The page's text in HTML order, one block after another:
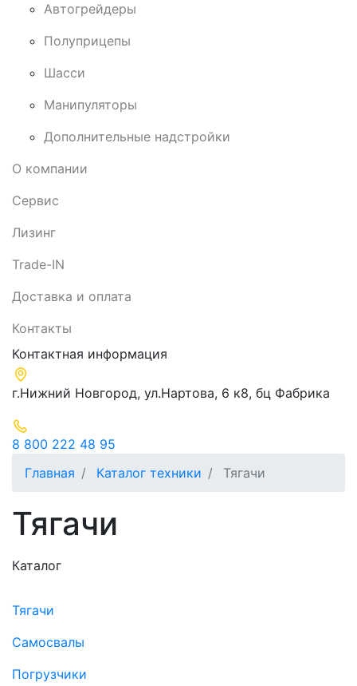
Автогрейдеры
Полуприцепы
Шасси
Манипуляторы
Дополнительные надстройки
О компании
Сервис
Лизинг
Trade-IN
Доставка и оплата
Контакты
Контактная информация
г.Нижний Новгород, ул.Нартова, 6 к8, бц Фабрика
8 800 222 48 95
Главная
Каталог техники Тягачи
Тягачи
Каталог
Тягачи
Cамосвалы
Погрузчики